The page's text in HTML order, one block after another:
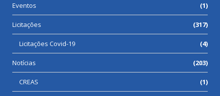
Eventos (1)
Licitações (317)
Licitações Covid-19 (4)
Notícias (203)
CREAS (1)